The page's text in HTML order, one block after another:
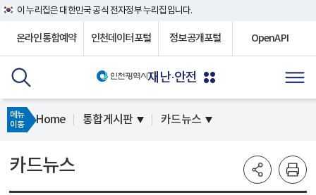
이 누리집은 대한민국 공식 전자정부 누리집입니다.
온라인통합예약 인천데이터포털 정보공개포털 OpenAPI
재난·안전
메뉴
이동
Home 통합게시판 카드뉴스
카드뉴스